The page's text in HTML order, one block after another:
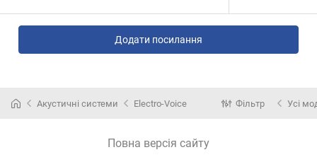
Додати посилання
Акустичні системи Electro-Voice Фільтр Усі
Повна версія сайту